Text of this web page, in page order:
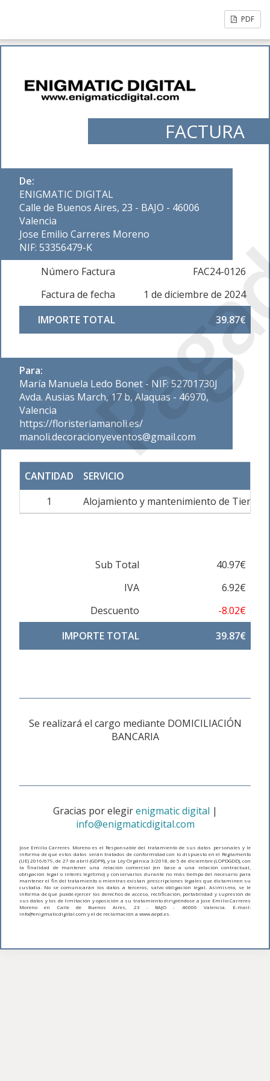
PDF
FACTURA
De:
ENIGMATIC DIGITAL
Calle de Buenos Aires, 23 - BAJO - 46006
Valencia
Jose Emilio Carreres Moreno
NIF: 53356479-K
Número Factura
FAC24-0126
Factura de fecha
1 de diciembre de 2024
IMPORTE TOTAL
39.87€
Para:
María Manuela Ledo Bonet - NIF: 52701730J
Avda. Ausias March, 17 b, Alaquas - 46970,
Valencia
https://floristeriamanoli.es/
manoli.decoracionyeventos@gmail.com
CANTIDAD
SERVICIO
1
Alojamiento y mantenimiento de Tienda
Sub Total
40.97€
IVA
6.92€
Descuento
-8.02€
IMPORTE TOTAL
39.87€
Se realizará el cargo mediante DOMICILIACIÓN
BANCARIA
Gracias por elegirenigmatic digital |
info@enigmaticdigital.com
Jose Emilio Carreres Moreno es el Responsable del tratamiento de sus datos personales y le
informa de que estos datos serán tratados de conformidad con lo dispuesto en el Reglamento
(UE) 2016/679, de 27 de abril (GDPR), y la Ley Orgánica 3/2018, de 5 de diciembre (LOPDGDD), con
la finalidad de mantener una relación comercial (en base a una relación contractual,
obligación legal o interés legítimo) y conservarlos durante no más tiempo del necesario para
mantener el fin del tratamiento o mientras existan prescripciones legales que dictaminen su
custodia. No se comunicarán los datos a terceros, salvo obligación legal. Asimismo, se le
informa de que puede ejercer los derechos de acceso, rectificación, portabilidad y supresión de
sus datos y los de limitación y oposición a su tratamiento dirigiéndose a Jose Emilio Carreres
Moreno en Calle de Buenos Aires, 23 - BAJO - 46006 Valencia. E-mail:
info@enigmaticdigital.com y el de reclamación a www.aepd.es.